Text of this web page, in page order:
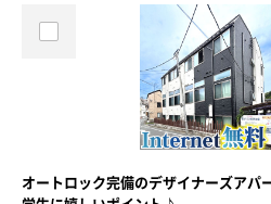
オートロック完備のデザイナーズアパ